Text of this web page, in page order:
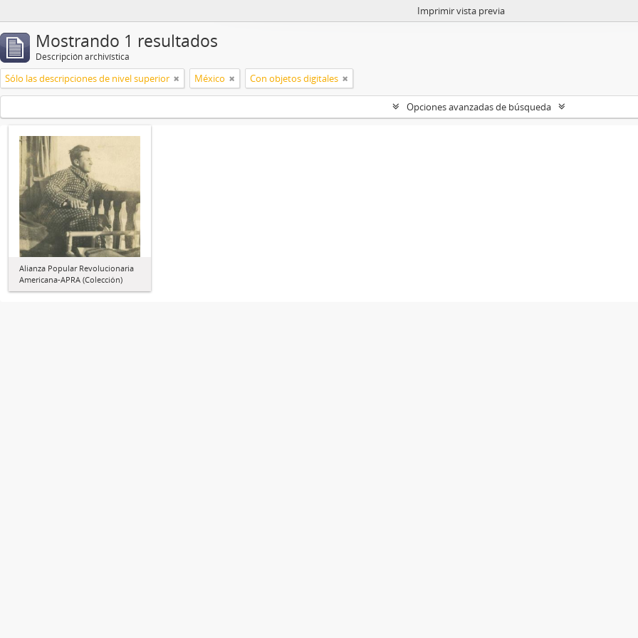
Imprimir vista previa
Mostrando 1 resultados
Descripción archivística
Sólo las descripciones de nivel superior México Con objetos digitales
Opciones avanzadas de búsqueda
Alianza Popular Revolucionaria
Americana-APRA (Colección)